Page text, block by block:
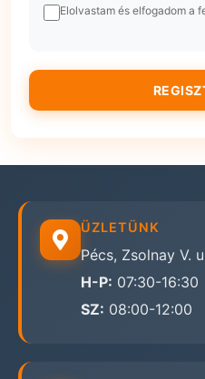
Elolvastam és elfogadom a
ÜZLETÜNK
Pécs, Zsolnay V.
H-P: 07:30-16:30
SZ: 08:00-12:00